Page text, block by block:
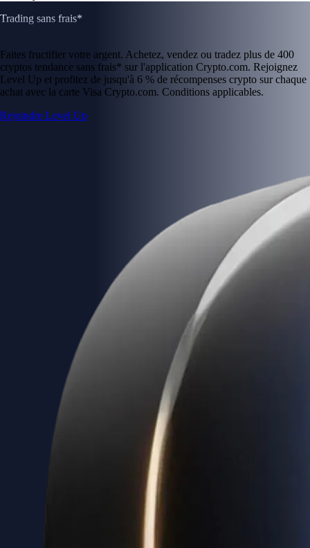
Trading sans frais*
Faites fructifier votre argent. Achetez, vendez ou tradez plus de 400
cryptos tendance sans frais* sur l'application Crypto.com. Rejoignez
Level Up et profitez de jusqu'à 6 % de récompenses crypto sur chaque
achat avec la carte Visa Crypto.com. Conditions applicables.
Rejoindre Level Up